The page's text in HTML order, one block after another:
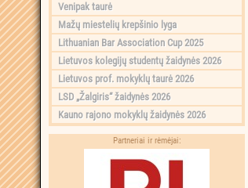
Venipak taurė
Mažų miestelių krepšinio lyga
Lithuanian Bar Association Cup 2025
Lietuvos kolegijų studentų žaidynės 2026
Lietuvos prof. mokyklų taurė 2026
LSD „Žalgiris“ žaidynės 2026
Kauno rajono mokyklų žaidynės 2026
Partneriai ir rėmėjai: